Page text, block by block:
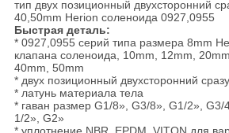
тип двух позиционный двухсторонний
40,50mm Herion соленоида 0927,0955
Быстрая деталь:
* 0927,0955 серий типа размера 8mm
клапана соленоида, 10mm, 12mm,
40mm, 50mm
* двух позиционный двухсторонний
* латунь материала тела
* гаван размер G1/8», G3/8», G1/2»,
1/2», G2»